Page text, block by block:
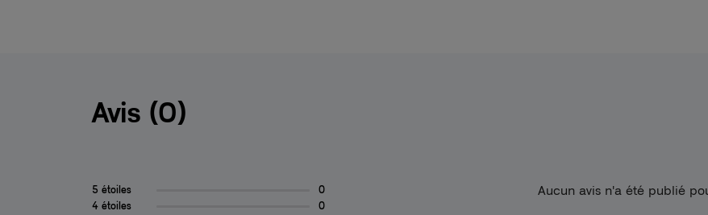
Avis (0)
5 étoiles
0
4 étoiles
0
Aucun avis n'a été publié